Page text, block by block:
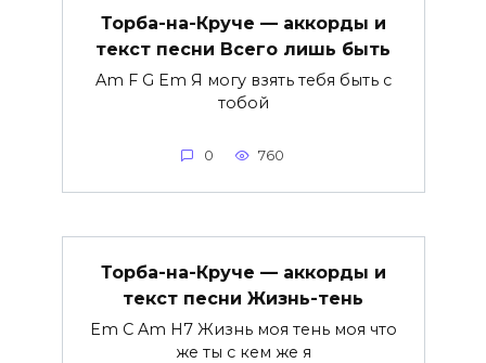
Торба-на-Круче — аккорды и
текст песни Всего лишь быть
Am F G Em Я могу взять тебя быть с
тобой
0 760
Торба-на-Круче — аккорды и
текст песни Жизнь-тень
Em C Am H7 Жизнь моя тень моя что
же ты с кем же я